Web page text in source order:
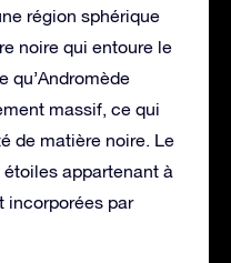
région sphérique
noire qui entoure le
qu’Andromède
massif, ce qui
de matière noire. Le
appartenant à
incorporées par